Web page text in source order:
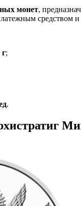
монет,
средством
г;
.